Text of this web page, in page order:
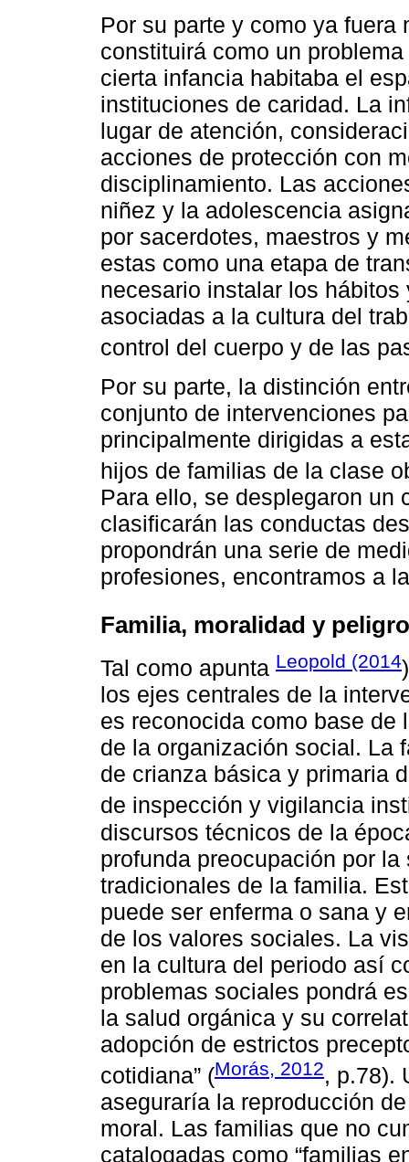
Por su parte y como ya
constituirá como un
cierta infancia habitaba el
instituciones de caridad. La
lugar de atención,
acciones de protección con
disciplinamiento. Las
niñez y la adolescencia
por sacerdotes, maestros y
estas como una etapa de
necesario instalar los
asociadas a la cultura del
control del cuerpo y de las
Por su parte, la distinción
conjunto de intervenciones
principalmente dirigidas a
hijos de familias de la clase
Para ello, se desplegaron un
clasificarán las conductas
propondrán una serie de
profesiones, encontramos a
Familia, moralidad y
Tal como apunta Leopold (2014
los ejes centrales de la
es reconocida como base
de la organización social. La
de crianza básica y primaria
de inspección y vigilancia
discursos técnicos de la
profunda preocupación por
tradicionales de la familia.
puede ser enferma o sana y
de los valores sociales. La
en la cultura del periodo así
problemas sociales pondrá
la salud orgánica y su
adopción de estrictos
cotidiana” (Morás, 2012, p.78).
aseguraría la reproducción
moral. Las familias que no
catalogadas como “familias